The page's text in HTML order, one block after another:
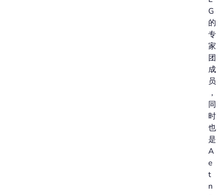
G
的
专
家
团
成
员
，
同
时
也
是
A
e
t
n